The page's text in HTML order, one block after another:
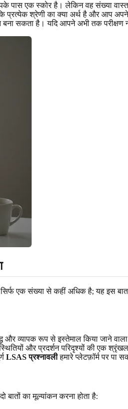
पास एक स्कोर है। लेकिन वह संख्या
प्रत्येक श्रेणी का क्या अर्थ है और आप
सकता है। यदि आपने अभी तक परीक्षण
एक संख्या से कहीं अधिक है; यह इस
और व्यापक रूप से इस्तेमाल किया जाने
और प्रदर्शन परिदृश्यों की एक
LSAS प्रश्नावलीहमारे प्लेटफ़ॉर्म पर पा
बातों का मूल्यांकन करना होता है: